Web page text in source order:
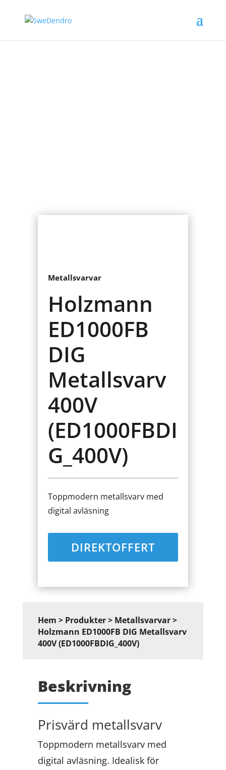
Metallsvarvar
Holzmann
ED1000FB
DIG
Metallsvarv
400V
(ED1000FBDI
G_400V)
Toppmodern metallsvarv med
digital avläsning
DIREKTOFFERT
Hem > Produkter> Metallsvarvar>
Holzmann ED1000FB DIG Metallsvarv
400V (ED1000FBDIG_400V)
Beskrivning
Prisvärd metallsvarv
Toppmodern metallsvarv med
digital avläsning. Idealisk för